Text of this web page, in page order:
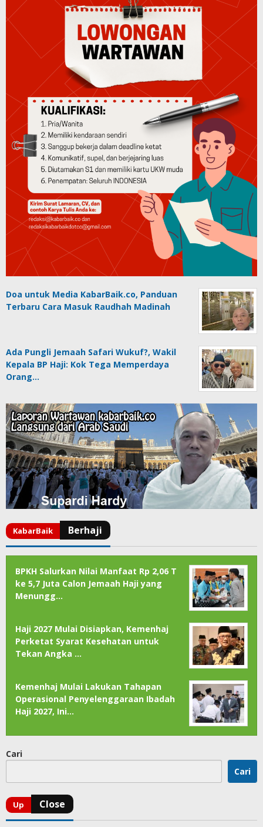
Doa untuk Media KabarBaik.co, Panduan
Terbaru Cara Masuk Raudhah Madinah
Ada Pungli Jemaah Safari Wukuf?, Wakil
Kepala BP Haji: Kok Tega Memperdaya
Orang…
BPKH Salurkan Nilai Manfaat Rp 2,06 T
ke 5,7 Juta Calon Jemaah Haji yang
Menungg…
Haji 2027 Mulai Disiapkan, Kemenhaj
Perketat Syarat Kesehatan untuk
Tekan Angka …
Kemenhaj Mulai Lakukan Tahapan
Operasional Penyelenggaraan Ibadah
Haji 2027, Ini…
Cari
Cari